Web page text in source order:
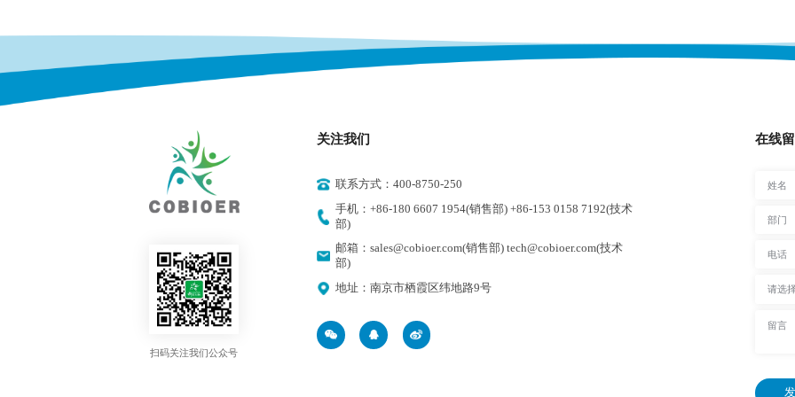
扫码关注我们公众号
关注我们
联系方式：400-8750-250
手机：+86-180 6607 1954(销售部) +86-153 0158 7192(技术
部)
邮箱：sales@cobioer.com(销售部) tech@cobioer.com(技术
部)
地址：南京市栖霞区纬地路9号
在线